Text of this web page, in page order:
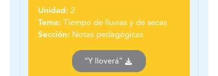
Unidad: 2
Tema: Tiempo de lluvias y de secas
Sección: Notas pedagógicas
“Y lloverá”